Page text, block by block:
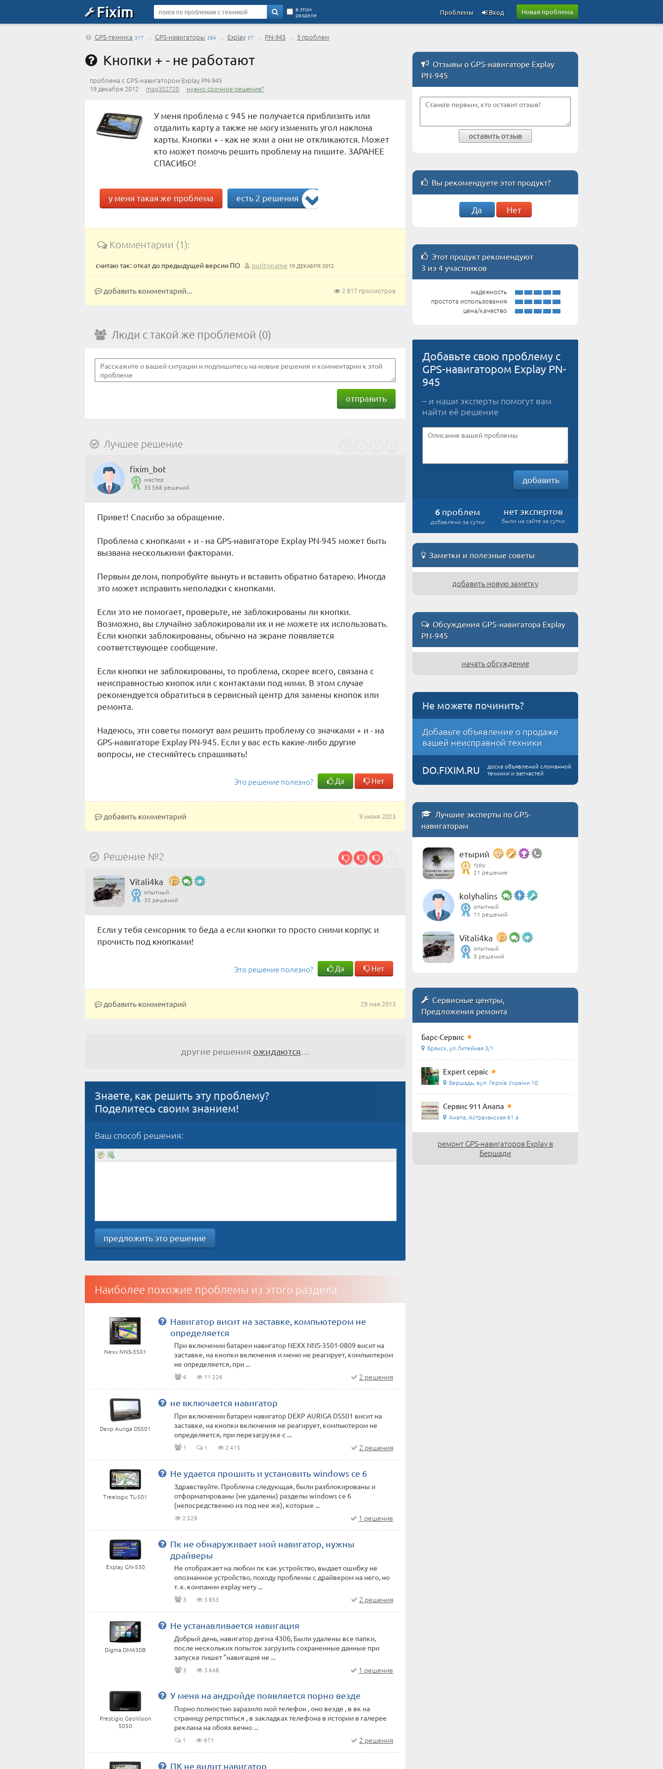
Fixim Новая проблема
в этом
разделе Вход
Проблемы
GPS-техника 317 → GPS-навигаторы 284 → Explay 57 → PN-945 → 5 проблем
Кнопки + - не работают
проблема с GPS-навигатором Explay PN-945
19 декабря 2012 mag352720 нужно срочное решение?
У меня проблема с 945 не получается приблизить или
отдалить карту а также не могу изменить угол наклона
карты. Кнопки + - как не жми а они не откликаются. Может
кто может помочь решить проблему на пишите. ЗАРАНЕЕ
СПАСИБО!
у меня такая же проблема есть 2 решения
Комментарии (1):
считаю так: откат до предыдущей версии ПО purityname 19 ДЕКАБРЯ 2012
2 817 просмотров
добавить комментарий...
Люди с такой же проблемой (0)
отправить
Лучшее решение
fixim_bot
мастер
35 568 решений
Привет! Спасибо за обращение.
Проблема с кнопками + и - на GPS-навигаторе Explay PN-945 может быть
вызвана несколькими факторами.
Первым делом, попробуйте вынуть и вставить обратно батарею. Иногда
это может исправить неполадки с кнопками.
Если это не помогает, проверьте, не заблокированы ли кнопки.
Возможно, вы случайно заблокировали их и не можете их использовать.
Если кнопки заблокированы, обычно на экране появляется
соответствующее сообщение.
Если кнопки не заблокированы, то проблема, скорее всего, связана с
неисправностью кнопок или с контактами под ними. В этом случае
рекомендуется обратиться в сервисный центр для замены кнопок или
ремонта.
Надеюсь, эти советы помогут вам решить проблему со значками + и - на
GPS-навигаторе Explay PN-945. Если у вас есть какие-либо другие
вопросы, не стесняйтесь спрашивать!
Это решение полезно? Да Нет
9 июня 2023
добавить комментарий
Решение №2
Vitali4ka
опытный
35 решений
Если у тебя сенсорник то беда а если кнопки то просто сними корпус и
прочисть под кнопками!
Это решение полезно? Да Нет
29 мая 2013
добавить комментарий
другие решения ожидаются
Знаете, как решить эту проблему?
Поделитесь своим знанием!
Ваш способ решения:
предложить это решение
Наиболее похожие проблемы из этого раздела
Nexx NNS-3501
Навигатор висит на заставке, компьютером не
определяется
При включении батареи навигатор NEXX NNS-3501-0809 висит на
заставке, на кнопки включения и меню не реагирует, компьютером
не определяется, при ...
6 11 226 2 решения
Dexp Auriga DS501
не включается навигатор
При включении батареи навигатор DEXP AURIGA DS501 висит на
заставке, на кнопки включения не реагирует, компьютером не
определяется, при перезагрузке с ...
1 1 2 415 2 решения
Treelogic TL-501
Не удается прошить и установить windows ce 6
Здравствуйте. Проблема следующая, были разблокированы и
отформатированы (не удалены) разделы windows ce 6
(непосредственно из под нее же), которые ...
2 529 1 решение
Explay GN-530
Пк не обнаруживает мой навигатор, нужны
драйверы
Не отображает на любом пк как устройство, выдает ошибку не
опознанное устройство, походу проблемы с драйвером на него, но
т. к. компании explay нету ...
3 3 853 2 решения
Digma DM430B
Не устанавливается навигация
Добрый день, навигатор дигма 430б, Были удалены все папки,
после нескольких попыток загрузить сохраненные данные при
запуске пишет "навигация не ...
3 3 648 1 решение
Prestigio GeoVision
5050
У меня на андройде появляется порно везде
Порно полностью заразило мой телефон , оно везде , в вк на
страницу репрститься , в закладках телефона в истории в галерее
реклама на обоях вечно ...
1 971 2 решения
ПК не видит навигатор
Отзывы о GPS-навигаторе Explay
PN-945
оставить отзыв
Вы рекомендуете этот продукт?
Да Нет
Этот продукт рекомендуют
3 из 4 участников
надежность
простота использования
цена/качество
Добавьте свою проблему с
GPS-навигатором Explay PN-
945
– и наши эксперты помогут вам
найти её решение
добавить
6 проблем
добавлено за сутки
нет экспертов
были на сайте за сутки
Заметки и полезные советы
добавить новую заметку
Обсуждения GPS-навигатора Explay
PN-945
начать обсуждение
Не можете починить?
Добавьте объявление о продаже
вашей неисправной техники
DO.FIXIM.RU
доска объявлений сломанной
техники и запчастей
Лучшие эксперты по GPS-
навигаторам
етырий
гуру
21 решение
kolyhalins
опытный
11 решений
Vitali4ka
опытный
5 решений
Сервисные центры,
Предложения ремонта
Барс-Сервис
Брянск, ул.Литейная 3/1
Expert сервіс
Бершадь, вул. Героїв України 10
Сервис 911 Анапа
Анапа, Астраханская 61 а
ремонт GPS-навигаторов Explay в
Бершади